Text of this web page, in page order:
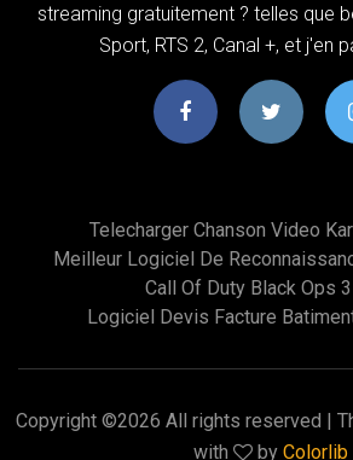
streaming gratuitement ? telles que
Sport, RTS 2, Canal +, et j'en
Telecharger Chanson Video
Meilleur Logiciel De
Call Of Duty Black Ops
Logiciel Devis Facture
Copyright ©2026 All rights reserved |
with
by Colorlib